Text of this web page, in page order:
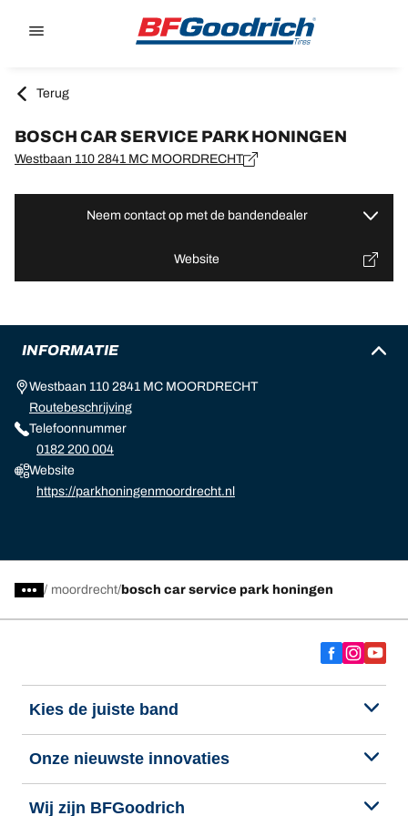
Terug
BOSCH CAR SERVICE PARK HONINGEN
Westbaan 110 2841 MC MOORDRECHT
Neem contact op met de bandendealer
Website
INFORMATIE
Westbaan 110 2841 MC MOORDRECHT
Routebeschrijving
Telefoonnummer
0182 200 004
Website
https://parkhoningenmoordrecht.nl
/ moordrecht bosch car service park honingen
Kies de juiste band
Onze nieuwste innovaties
Wij zijn BFGoodrich